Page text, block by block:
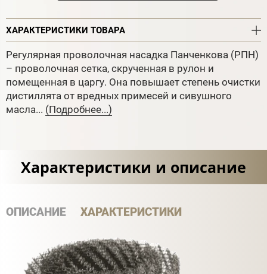
ХАРАКТЕРИСТИКИ ТОВАРА
Регулярная проволочная насадка Панченкова (РПН)
– проволочная сетка, скрученная в рулон и
помещенная в царгу. Она повышает степень очистки
дистиллята от вредных примесей и сивушного
масла... (Подробнее...)
Характеристики и описание
ОПИСАНИЕ ХАРАКТЕРИСТИКИ